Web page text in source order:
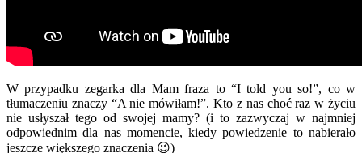
W przypadku zegarka dla Mam fraza to “I told you so!”, co w
tłumaczeniu znaczy “A nie mówiłam!”. Kto z nas choć raz w życiu
nie usłyszał tego od swojej mamy? (i to zazwyczaj w najmniej
odpowiednim dla nas momencie, kiedy powiedzenie to nabierało
jeszcze większego znaczenia 😉)